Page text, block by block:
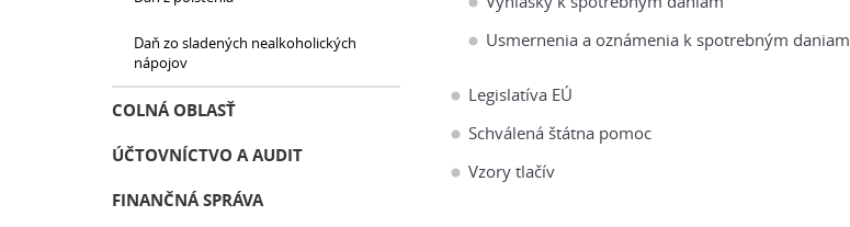
Usmernenia a oznámenia k spotrebným daniam
Legislatíva EÚ
Schválená štátna pomoc
Vzory tlačív
Daň zo sladených nealkoholických
nápojov
COLNÁ OBLASŤ
ÚČTOVNÍCTVO A AUDIT
FINANČNÁ SPRÁVA